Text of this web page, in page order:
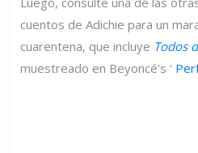
cuentos de Adichie para un
cuarentena, que incluye Todos
muestreado en Beyoncé's '